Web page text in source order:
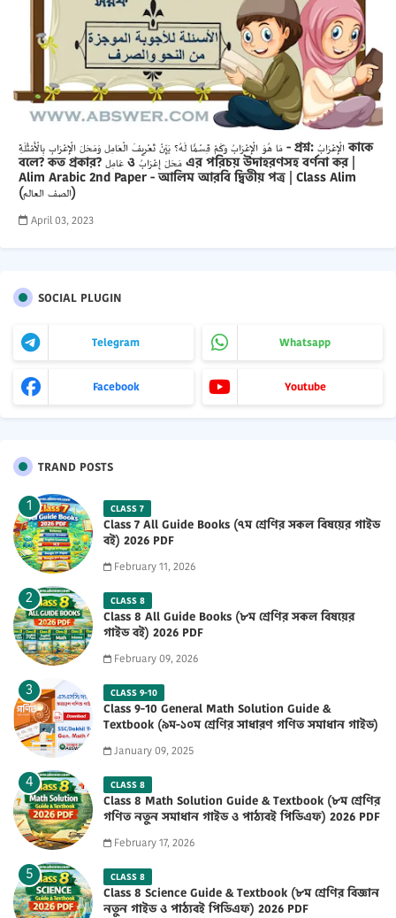
مَا هُوَ الْإِعْرَابُ وَكَمْ قِسْمًا لَهُ؟ بَيِّنْ تَعْرِيفَ الْعَامِل وَمَحَلَ الْإِعْرَابِ بِالْأَمْثَلَةِ - প্রশ্ন: الْإِعْرَابُ কাকে
বলে? কত প্রকার? عَامِل ও مَحَلَ إِعْرَابُ এর পরিচয় উদাহরণসহ বর্ণনা কর |
Alim Arabic 2nd Paper - আলিম আরবি দ্বিতীয় পত্র | Class Alim
(الصف العالم)
April 03, 2023
SOCIAL PLUGIN
Telegram Whatsapp
Facebook Youtube
TRAND POSTS
CLASS 7
Class 7 All Guide Books (৭ম শ্রেণির সকল বিষয়ের গাইড
বই) 2026 PDF
February 11, 2026
CLASS 8
Class 8 All Guide Books (৮ম শ্রেণির সকল বিষয়ের
গাইড বই) 2026 PDF
February 09, 2026
CLASS 9-10
Class 9-10 General Math Solution Guide &
Textbook (৯ম-১০ম শ্রেণির সাধারণ গণিত সমাধান গাইড)
January 09, 2025
CLASS 8
Class 8 Math Solution Guide & Textbook (৮ম শ্রেণির
গণিত নতুন সমাধান গাইড ও পাঠ্যবই পিডিএফ) 2026 PDF
February 17, 2026
CLASS 8
Class 8 Science Guide & Textbook (৮ম শ্রেণির বিজ্ঞান
নতুন গাইড ও পাঠ্যবই পিডিএফ) 2026 PDF